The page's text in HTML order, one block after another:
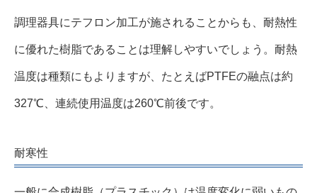
調理器具にテフロン加工が施されることからも、耐熱性
に優れた樹脂であることは理解しやすいでしょう。耐熱
温度は種類にもよりますが、たとえばPTFEの融点は約
327℃、連続使用温度は260℃前後です。
耐寒性